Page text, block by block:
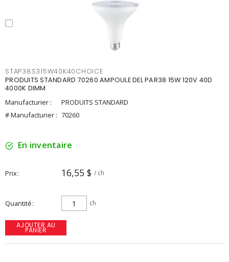
STAP38S315W40K40CHOICE
PRODUITS STANDARD 70260 AMPOULE DEL PAR38 15W 120V 40D
4000K DIMM
Manufacturier :
PRODUITS STANDARD
# Manufacturier : 70260
En inventaire
Prix 16,55 $ / ch
Quantité ch
AJOUTER AU
PANIER